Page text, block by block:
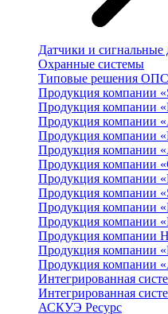
Датчики и сигнальные
Охранные системы
Типовые решения ОПС
Продукция компании
Продукция компании
Продукция компании
Продукция компании
Продукция компании
Продукция компании
Продукция компании
Продукция компании
Продукция компании
Продукция компании
Продукция компании
Продукция компании
Продукция компании
Интегрированная
Интегрированная
АСКУЭ Ресурс